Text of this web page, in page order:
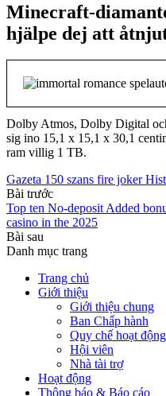
Minecraft-
hjälpe dej att
Dolby Atmos, Dolby Digital
sig ino 15,1 x 15,1 x 30,1
ram villig 1 TB.
Gazeta 150 szans fire joker
Bài trước
Top ten No-deposit Added
casino in the 2025
Bài sau
Danh mục trang
Trang chủ
Giới thiệu
Giới thiệu chung
Ban Chấp hành
Quy chế hoạt động
Hội viên
Nhà tài trợ
Hoạt động
Thông báo & Báo cáo